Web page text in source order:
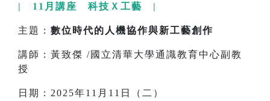
| 11月講座 科技Ｘ工藝 |
主題： 數位時代的人機協作與新工藝創作
講師：黃致傑 /國立清華大學通識教育中心副教
授
日期：2025年11月11日（二）